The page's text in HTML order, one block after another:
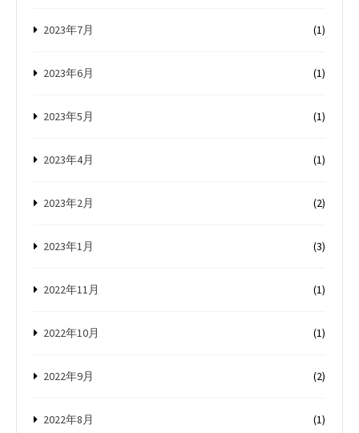
2023年7月 (1)
2023年6月 (1)
2023年5月 (1)
2023年4月 (1)
2023年2月 (2)
2023年1月 (3)
2022年11月 (1)
2022年10月 (1)
2022年9月 (2)
2022年8月 (1)